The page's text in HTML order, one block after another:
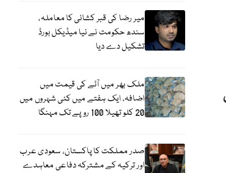
میر رضا کی قبر کشائی کا معاملہ،
سندھ حکومت نے نیا میڈیکل بورڈ
تشکیل دے دیا
ملک بھر میں آٹے کی قیمت میں
اضافہ، ایک ہفتے میں کئی شہروں میں
20 کلو تھیلا 100 روپے تک مہنگا
صدر مملکت کا پاکستان، سعودی عرب
اور ترکیہ کے مشترکہ دفاعی معاہدے